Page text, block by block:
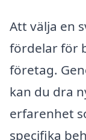
Att välja en
fördelar för
företag.
kan du dra
erfarenhet
specifika